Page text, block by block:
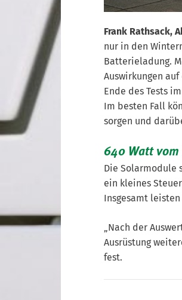
Frank Rathsack,
nur in den
Batterieladung.
Auswirkungen
Ende des Tests
Im besten Fall
sorgen und
640 Watt vom
Die Solarmodule
ein kleines
Insgesamt
„Nach der
Ausrüstung
fest.